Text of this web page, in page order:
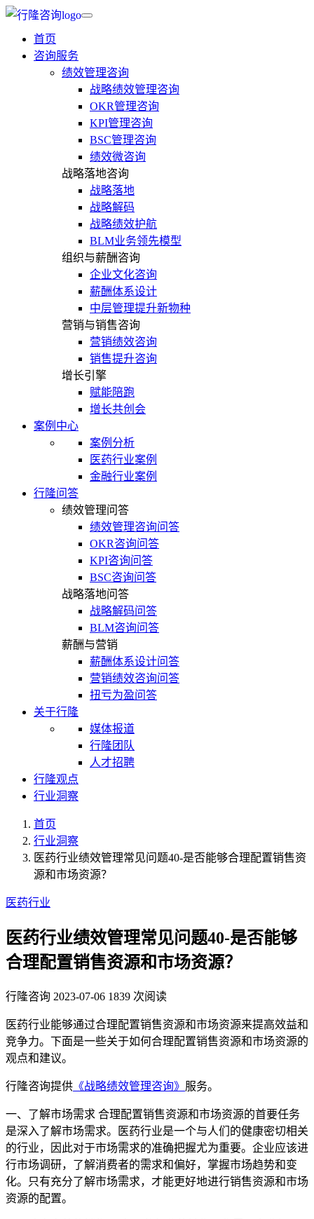
首页
咨询服务
绩效管理咨询
战略绩效管理咨询
OKR管理咨询
KPI管理咨询
BSC管理咨询
绩效微咨询
战略落地咨询
战略落地
战略解码
战略绩效护航
BLM业务领先模型
组织与薪酬咨询
企业文化咨询
薪酬体系设计
中层管理提升新物种
营销与销售咨询
营销绩效咨询
销售提升咨询
增长引擎
赋能陪跑
增长共创会
案例中心
案例分析
医药行业案例
金融行业案例
行隆问答
绩效管理问答
绩效管理咨询问答
OKR咨询问答
KPI咨询问答
BSC咨询问答
战略落地问答
战略解码问答
BLM咨询问答
薪酬与营销
薪酬体系设计问答
营销绩效咨询问答
扭亏为盈问答
关于行隆
媒体报道
行隆团队
人才招聘
行隆观点
行业洞察
首页
行业洞察
医药行业绩效管理常见问题40-是否能够合理配置销售资
源和市场资源？
医药行业
医药行业绩效管理常见问题40-是否能够
合理配置销售资源和市场资源？
行隆咨询 2023-07-06 1839 次阅读
医药行业能够通过合理配置销售资源和市场资源来提高效益和
竞争力。下面是一些关于如何合理配置销售资源和市场资源的
观点和建议。
行隆咨询提供 《战略绩效管理咨询》 服务。
一、了解市场需求 合理配置销售资源和市场资源的首要任务
是深入了解市场需求。医药行业是一个与人们的健康密切相关
的行业，因此对于市场需求的准确把握尤为重要。企业应该进
行市场调研，了解消费者的需求和偏好，掌握市场趋势和变
化。只有充分了解市场需求，才能更好地进行销售资源和市场
资源的配置。